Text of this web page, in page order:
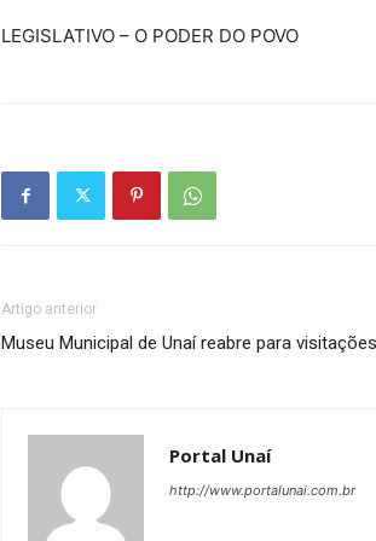
LEGISLATIVO – O PODER DO POVO
Artigo anterior
Museu Municipal de Unaí reabre para visitações
Portal Unaí
http://www.portalunai.com.br